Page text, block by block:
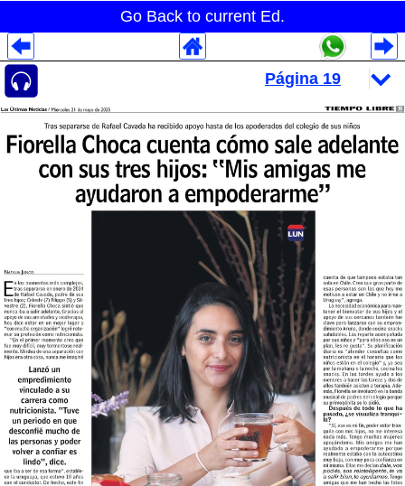
Go Back to current Ed.
Despliegues Analytics
Despliegues Totales
Despliegues por Rubros